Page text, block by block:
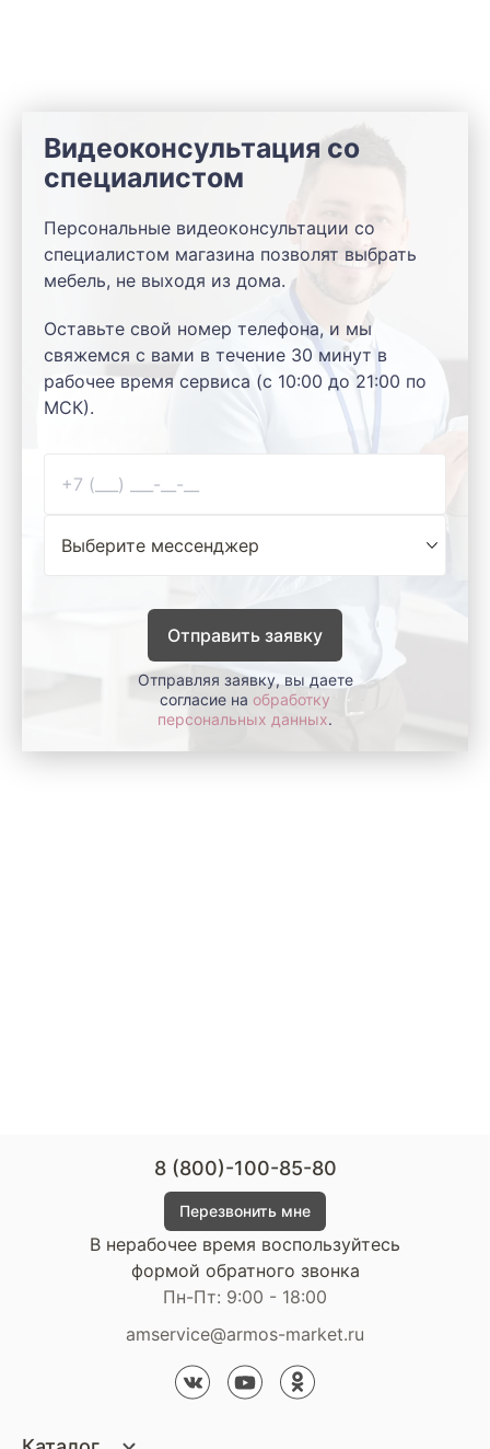
Видеоконсультация со
специалистом
Персональные видеоконсультации со
специалистом магазина позволят выбрать
мебель, не выходя из дома.
Оставьте свой номер телефона, и мы
свяжемся с вами в течение 30 минут в
рабочее время сервиса (с 10:00 до 21:00 по
МСК).
Отправить заявку
Отправляя заявку, вы даете
согласие на обработку
персональных данных.
8 (800)-100-85-80
Перезвонить мне
В нерабочее время воспользуйтесь
формой обратного звонка
Пн-Пт: 9:00 - 18:00
amservice@armos-market.ru